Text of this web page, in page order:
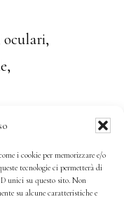
i cookie per memorizzare e/o
tecnologie ci permetterà di
unici su questo sito. Non
su alcune caratteristiche e
oculari,
centrale,